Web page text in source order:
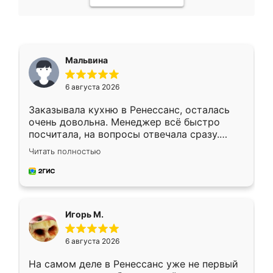
Мальвина
6 августа 2026
Заказывала кухню в Ренессанс, осталась
очень довольна. Менеджер всё быстро
посчитала, на вопросы отвечала сразу.
Замерщик приехал в субботу, подошёл к
делу со всей ответственностью. Собрали
за день, ребята работали аккуратно, даже
Читать полностью
Игорь М.
6 августа 2026
На самом деле в Ренессанс уже не первый